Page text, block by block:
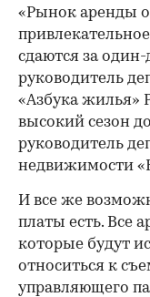
«Рынок аренды
сдаются за
руководитель
«Азбука жилья»
высокий сезон
руководитель
недвижимости
И все же
платы есть. Все
которые будут
относиться к
управляющего